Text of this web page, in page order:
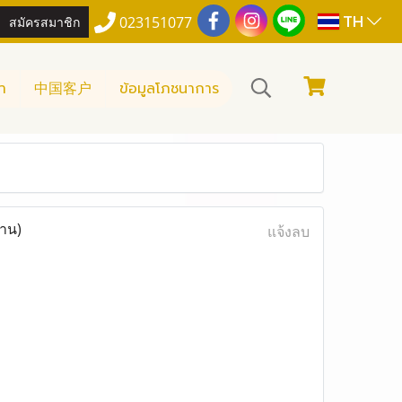
สมัครสมาชิก 023151077 TH
中国客户 ข้อมูลโภชนาการ
น) แจ้งลบ